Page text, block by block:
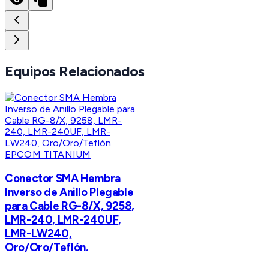
Equipos Relacionados
EPCOM TITANIUM
Conector SMA Hembra
Inverso de Anillo Plegable
para Cable RG-8/X, 9258,
LMR-240, LMR-240UF,
LMR-LW240,
Oro/Oro/Teflón.